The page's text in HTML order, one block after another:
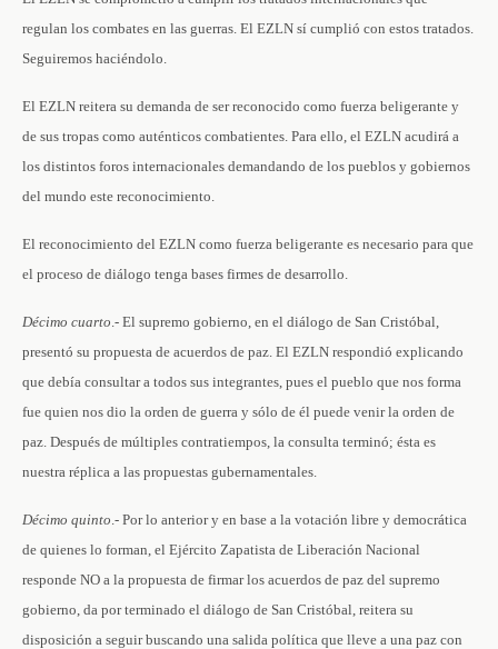
regulan los combates en las guerras. El EZLN sí cumplió con estos tratados.
Seguiremos haciéndolo.
El EZLN reitera su demanda de ser reconocido como fuerza beligerante y
de sus tropas como auténticos combatientes. Para ello, el EZLN acudirá a
los distintos foros internacionales demandando de los pueblos y gobiernos
del mundo este reconocimiento.
El reconocimiento del EZLN como fuerza beligerante es necesario para que
el proceso de diálogo tenga bases firmes de desarrollo.
Décimo cuarto.- El supremo gobierno, en el diálogo de San Cristóbal,
presentó su propuesta de acuerdos de paz. El EZLN respondió explicando
que debía consultar a todos sus integrantes, pues el pueblo que nos forma
fue quien nos dio la orden de guerra y sólo de él puede venir la orden de
paz. Después de múltiples contratiempos, la consulta terminó; ésta es
nuestra réplica a las propuestas gubernamentales.
Décimo quinto.- Por lo anterior y en base a la votación libre y democrática
de quienes lo forman, el Ejército Zapatista de Liberación Nacional
responde NO a la propuesta de firmar los acuerdos de paz del supremo
gobierno, da por terminado el diálogo de San Cristóbal, reitera su
disposición a seguir buscando una salida política que lleve a una paz con